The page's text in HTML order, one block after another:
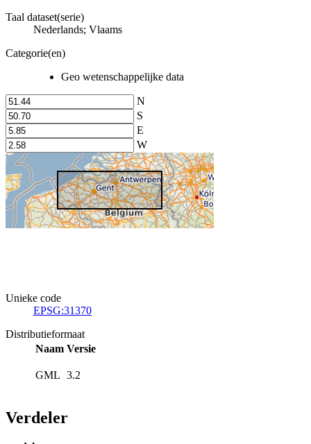
Taal dataset(serie)
Nederlands; Vlaams
Categorie(en)
Geo wetenschappelijke data
N
S
E
W
Unieke code
EPSG:31370
Distributieformaat
Naam Versie
GML 3.2
Verdeler